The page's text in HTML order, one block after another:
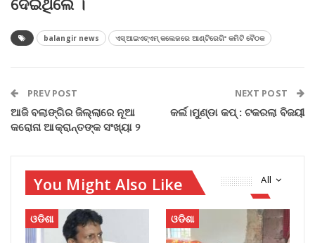
balangir news ଏସ୍‌ଆଇଏଚ୍‌ଏମ୍‌ କଲେଜରେ ଆଣ୍ଟିରେଗିଂ କମିଟି ବୈଠକ
PREV POST
ଆଜି ବଲାଙ୍ଗିର ଜିଲ୍ଲାରେ ନୂଆ
କରୋନା ଆକ୍ରାନ୍ତଙ୍କ ସଂଖ୍ୟା ୨
NEXT POST
କର୍ଲ।ମୁଣ୍ଡା କପ୍‌ : ଟକରଲା ବିଜୟୀ
All
You Might Also Like
ଓଡିଶା ଓଡିଶା